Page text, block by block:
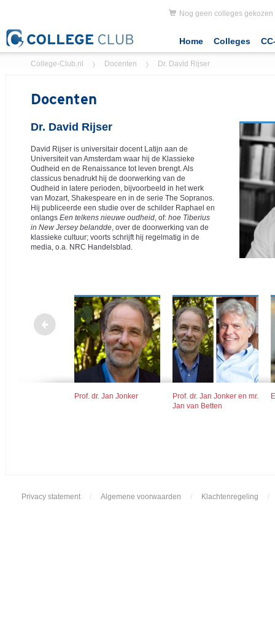
Nog geen colleges gekozen
Home Colleges
College-Club.nl Docenten Dr. David Rijser
Docenten
Dr. David Rijser
David Rijser is universitair docent Latijn aan de
Universiteit van Amsterdam waar hij de Klassieke
Oudheid en de Renaissance tot leven brengt. Als
classicus benadrukt hij de doorwerking van de
Oudheid in latere perioden, bijvoorbeeld in het werk
van Mozart, Shakespeare en in de serie The Sopranos.
Hij publiceerde een studie over de schilder Raphael en
onlangs Een telkens nieuwe oudheid, of: hoe Tiberius
in New Jersey belandde, over de doorwerking van de
klassieke cultuur; voorts schrijft hij regelmatig in de
media, o.a. NRC Handelsblad.
Prof. dr. Jan Jonker
Prof. dr. Jan Jonker en mr.
Jan van Betten
Privacy statement / Algemene voorwaarden / Klachtenregeling /